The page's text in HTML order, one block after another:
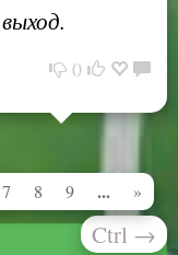
0
7 8 9 ... »
Ctrl →